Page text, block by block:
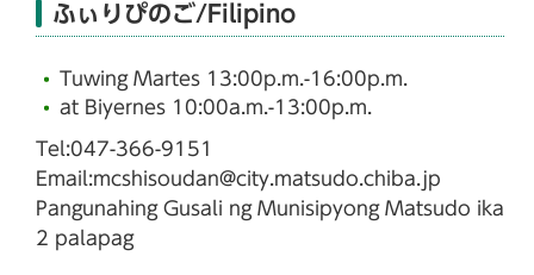
ふぃりぴのご/Filipino
Tuwing Martes 13:00p.m.-16:00p.m.
at Biyernes 10:00a.m.-13:00p.m.
Tel:047-366-9151
Email:mcshisoudan@city.matsudo.chiba.jp
Pangunahing Gusali ng Munisipyong Matsudo ika
2 palapag